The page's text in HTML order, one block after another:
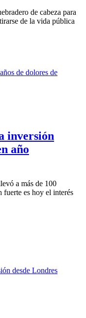
de cabeza para
de la vida pública
inversión
año
a más de 100
fuerte es hoy el interés